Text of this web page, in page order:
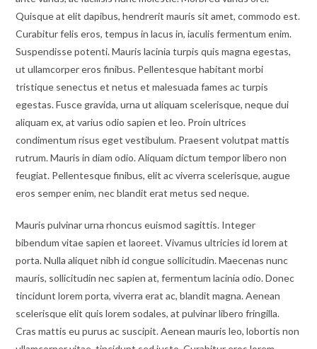
Quisque at elit dapibus, hendrerit mauris sit amet, commodo est.
Curabitur felis eros, tempus in lacus in, iaculis fermentum enim.
Suspendisse potenti. Mauris lacinia turpis quis magna egestas,
ut ullamcorper eros finibus. Pellentesque habitant morbi
tristique senectus et netus et malesuada fames ac turpis
egestas. Fusce gravida, urna ut aliquam scelerisque, neque dui
aliquam ex, at varius odio sapien et leo. Proin ultrices
condimentum risus eget vestibulum. Praesent volutpat mattis
rutrum. Mauris in diam odio. Aliquam dictum tempor libero non
feugiat. Pellentesque finibus, elit ac viverra scelerisque, augue
eros semper enim, nec blandit erat metus sed neque.
Mauris pulvinar urna rhoncus euismod sagittis. Integer
bibendum vitae sapien et laoreet. Vivamus ultricies id lorem at
porta. Nulla aliquet nibh id congue sollicitudin. Maecenas nunc
mauris, sollicitudin nec sapien at, fermentum lacinia odio. Donec
tincidunt lorem porta, viverra erat ac, blandit magna. Aenean
scelerisque elit quis lorem sodales, at pulvinar libero fringilla.
Cras mattis eu purus ac suscipit. Aenean mauris leo, lobortis non